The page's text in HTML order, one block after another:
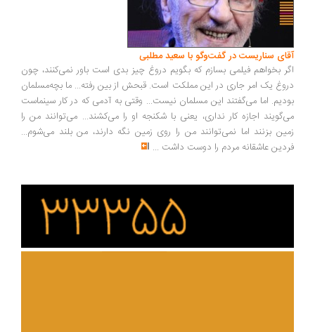
سناریست در گفت‌وگو با سعید مطلبی
بخواهم فیلمی بسازم که بگویم دروغ چیز بدی است باور نمی‌کنند، چون
یک امر جاری در این مملکت است. قبحش از بین رفته... ما بچه‌مسلمان
اما می‌گفتند این مسلمان نیست... وقتی به آدمی که در کار سینماست
اجازه کار نداری، یعنی با شکنجه او را می‌کشند... می‌توانند من را
بزنند اما نمی‌توانند من را روی زمین نگه دارند، من بلند می‌شوم...
عاشقانه مردم را دوست داشت ...